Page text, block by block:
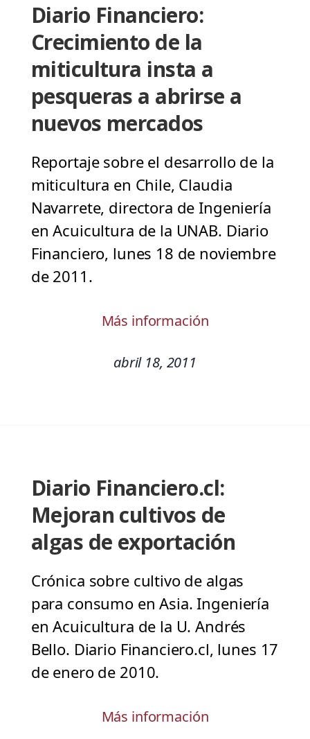
Diario Financiero:
Crecimiento de la
miticultura insta a
pesqueras a abrirse a
nuevos mercados
Reportaje sobre el desarrollo de la
miticultura en Chile, Claudia
Navarrete, directora de Ingeniería
en Acuicultura de la UNAB. Diario
Financiero, lunes 18 de noviembre
de 2011.
Más información
abril 18, 2011
Diario Financiero.cl:
Mejoran cultivos de
algas de exportación
Crónica sobre cultivo de algas
para consumo en Asia. Ingeniería
en Acuicultura de la U. Andrés
Bello. Diario Financiero.cl, lunes 17
de enero de 2010.
Más información